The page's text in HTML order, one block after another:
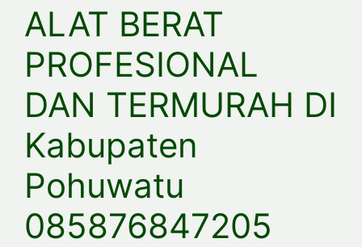
ALAT BERAT
PROFESIONAL
DAN TERMURAH DI
Kabupaten
Pohuwatu
085876847205